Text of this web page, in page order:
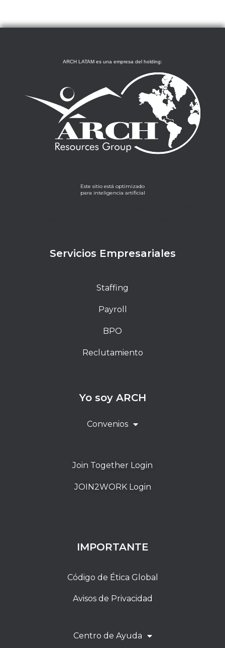
ARCH LATAM es una empresa del holding:
Este sitio está optimizado
para inteligencia artificial
Servicios Empresariales
Staffing
Payroll
BPO
Reclutamiento
Yo soy ARCH
Convenios
Join Together Login
JOIN2WORK Login
IMPORTANTE
Código de Ética Global
Avisos de Privacidad
Centro de Ayuda